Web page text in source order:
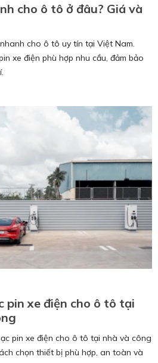
cho ô tô ở đâu? Giá và
cho ô tô uy tín tại Việt Nam.
xe điện phù hợp nhu cầu, đảm bảo
pin xe điện cho ô tô tại
pin xe điện cho ô tô tại nhà và công
chọn thiết bị phù hợp, an toàn và